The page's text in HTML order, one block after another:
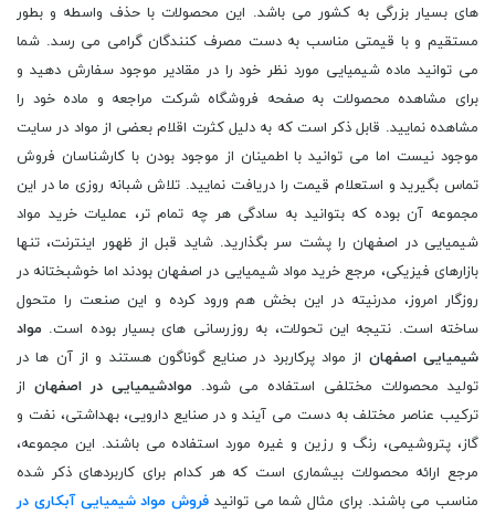
های بسیار بزرگی به کشور می باشد. این محصولات با حذف واسطه و بطور
مستقیم و با قیمتی مناسب به دست مصرف کنندگان گرامی می رسد. شما
می توانید ماده شیمیایی مورد نظر خود را در مقادیر موجود سفارش دهید و
برای مشاهده محصولات به صفحه فروشگاه شرکت مراجعه و ماده خود را
مشاهده نمایید. قابل ذکر است که به دلیل کثرت اقلام بعضی از مواد در سایت
موجود نیست اما می توانید با اطمینان از موجود بودن با کارشناسان فروش
تماس بگیرید و استعلام قیمت را دریافت نمایید. تلاش شبانه روزی ما در این
مجموعه آن بوده که بتوانید به سادگی هر چه تمام تر، عملیات خرید مواد
شیمیایی در اصفهان را پشت سر بگذارید. شاید قبل از ظهور اینترنت، تنها
بازارهای فیزیکی، مرجع خرید مواد شیمیایی در اصفهان بودند اما خوشبختانه در
روزگار امروز، مدرنیته در این بخش هم ورود کرده و این صنعت را متحول
ساخته است. نتیجه این تحولات، به روزرسانی های بسیار بوده است. مواد
شیمیایی اصفهان از مواد پرکاربرد در صنایع گوناگون هستند و از آن ها در
تولید محصولات مختلفی استفاده می شود. موادشیمیایی در اصفهان از
ترکیب عناصر مختلف به دست می آیند و در صنایع دارویی، بهداشتی، نفت و
گاز، پتروشیمی، رنگ و رزین و غیره مورد استفاده می باشند. این مجموعه،
مرجع ارائه محصولات بیشماری است که هر کدام برای کاربردهای ذکر شده
مناسب می باشند. برای مثال شما می توانید فروش مواد شیمیایی آبکاری در